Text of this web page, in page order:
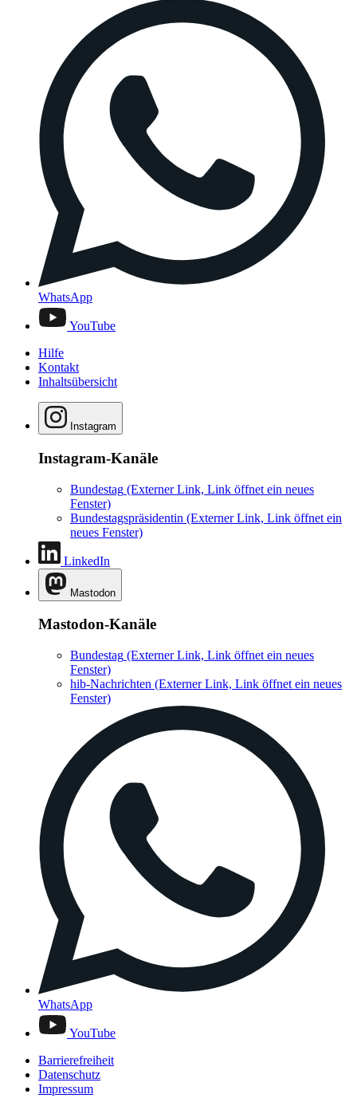
WhatsApp
YouTube
Hilfe
Kontakt
Inhaltsübersicht
Instagram
Instagram-Kanäle
Bundestag (Externer Link, Link öffnet ein neues
Fenster)
Bundestagspräsidentin (Externer Link, Link öffnet ein
neues Fenster)
LinkedIn
Mastodon
Mastodon-Kanäle
Bundestag (Externer Link, Link öffnet ein neues
Fenster)
hib-Nachrichten (Externer Link, Link öffnet ein neues
Fenster)
WhatsApp
YouTube
Barrierefreiheit
Datenschutz
Impressum